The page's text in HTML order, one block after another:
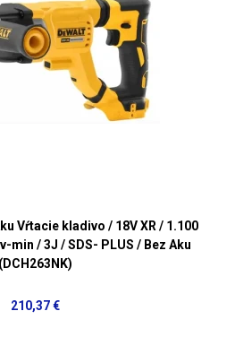
Vŕtacie kladivo / 18V XR / 1.100
min / 3J / SDS- PLUS / Bez Aku
(DCH263NK)
210,37 €